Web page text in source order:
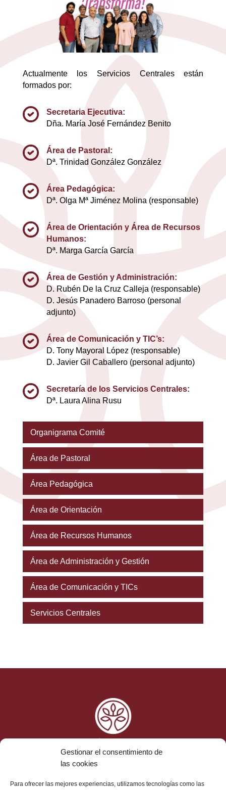
Gestionar el consentimiento de
las cookies
Para ofrecer las mejores experiencias, utilizamos tecnologías como las
Actualmente los Servicios Centrales están
formados por:
Secretaria Ejecutiva:
Dña. María José Fernández Benito
Área de Pastoral:
Dª. Trinidad González González
Área Pedagógica:
Dª. Olga Mª Jiménez Molina (responsable)
Área de Orientación y Área de Recursos
Humanos:
Dª. Marga García García
Área de Gestión y Administración:
D. Rubén De la Cruz Calleja (responsable)
D. Jesús Panadero Barroso (personal
adjunto)
Área de Comunicación y TIC’s:
D. Tony Mayoral López (responsable)
D. Javier Gil Caballero (personal adjunto)
Secretaría de los Servicios Centrales:
Dª. Laura Alina Rusu
Organigrama Comité
Área de Pastoral
Área Pedagógica
Área de Orientación
Área de Recursos Humanos
Área de Administración y Gestión
Área de Comunicación y TICs
Servicios Centrales
Ética y Cumplimiento